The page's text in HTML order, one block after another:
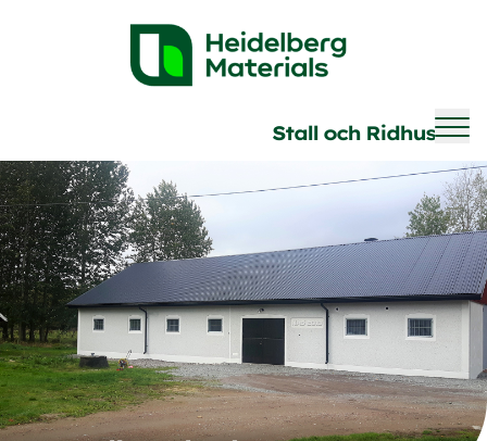
Stall och Ridhus